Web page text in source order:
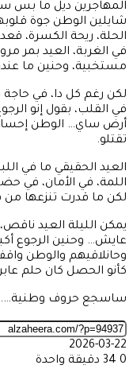
المهاجرين ديل ما بس
شايلين الوطن جوة
الحلة، ريحة الكسرة،
في الغربة، العيد بمر
مستخبية، وحنين ما
لكن رغم كل دا، في
في القلب، بقول إنو
أرض ساي… الوطن
تقتلو.
العيد الحقيقي ما في
اللمة، في الأمان، في
لكن ما قدرت تنزعها من
يمكن الليلة العيد
عايش… وحنين الرجوع
وحانلاقيهم والوطن
كأنو الحصل كان حلم
ساسجع حروف وطنية….
2026-03-22
0
دقيقة واحدة